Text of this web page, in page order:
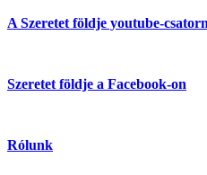
A Szeretet földje youtube-
Szeretet földje a Facebook-on
Rólunk